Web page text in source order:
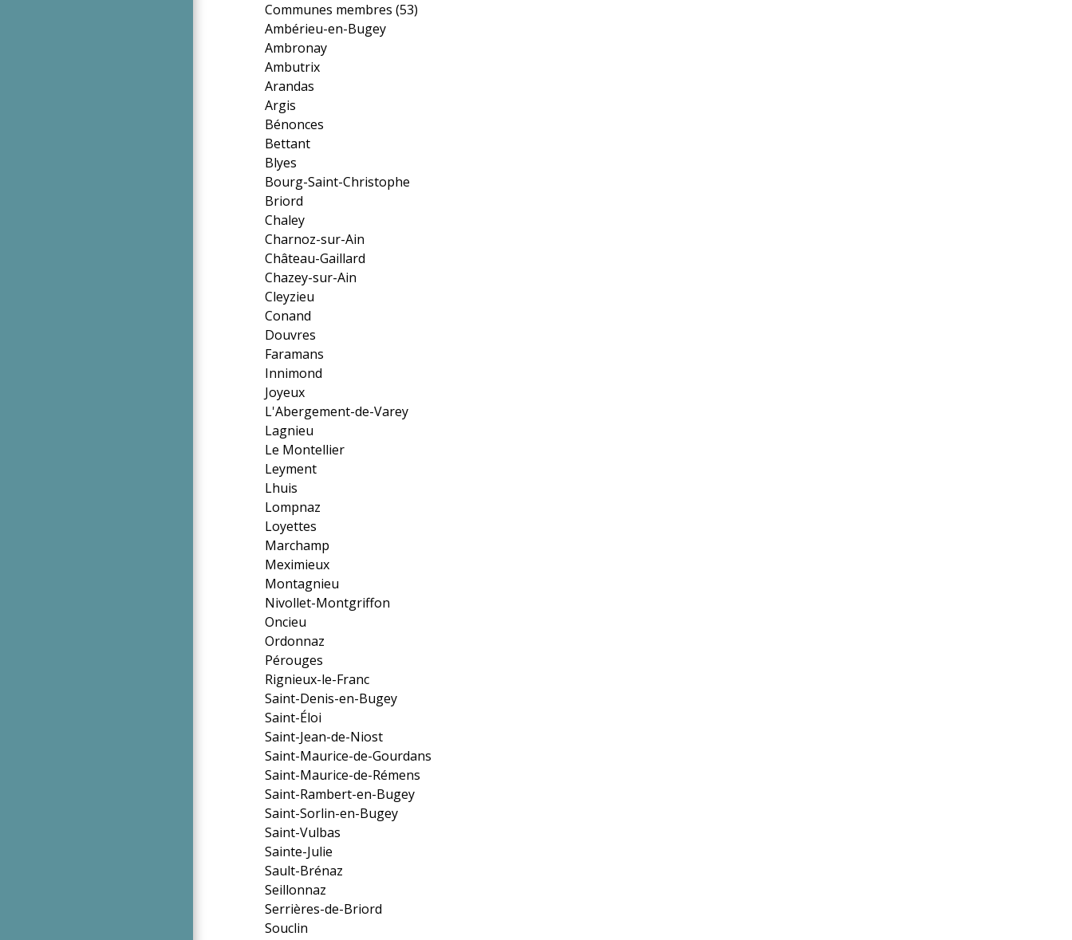
Communes membres (53)
Ambérieu-en-Bugey
Ambronay
Ambutrix
Arandas
Argis
Bénonces
Bettant
Blyes
Bourg-Saint-Christophe
Briord
Chaley
Charnoz-sur-Ain
Château-Gaillard
Chazey-sur-Ain
Cleyzieu
Conand
Douvres
Faramans
Innimond
Joyeux
L'Abergement-de-Varey
Lagnieu
Le Montellier
Leyment
Lhuis
Lompnaz
Loyettes
Marchamp
Meximieux
Montagnieu
Nivollet-Montgriffon
Oncieu
Ordonnaz
Pérouges
Rignieux-le-Franc
Saint-Denis-en-Bugey
Saint-Éloi
Saint-Jean-de-Niost
Saint-Maurice-de-Gourdans
Saint-Maurice-de-Rémens
Saint-Rambert-en-Bugey
Saint-Sorlin-en-Bugey
Saint-Vulbas
Sainte-Julie
Sault-Brénaz
Seillonnaz
Serrières-de-Briord
Souclin